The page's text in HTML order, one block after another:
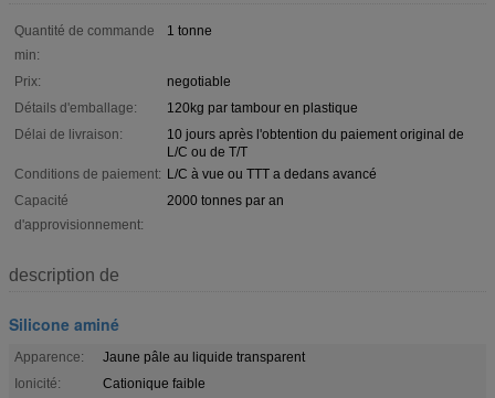
Quantité de commande
min:
1 tonne
Prix:
negotiable
Détails d'emballage:
120kg par tambour en plastique
Délai de livraison:
10 jours après l'obtention du paiement original de
L/C ou de T/T
Conditions de paiement: L/C à vue ou TTT a dedans avancé
Capacité
d'approvisionnement:
2000 tonnes par an
description de
Silicone aminé
Apparence:
Jaune pâle au liquide transparent
Ionicité:
Cationique faible